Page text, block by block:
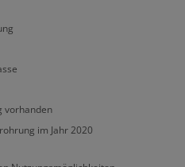
vorhanden
im Jahr 2020